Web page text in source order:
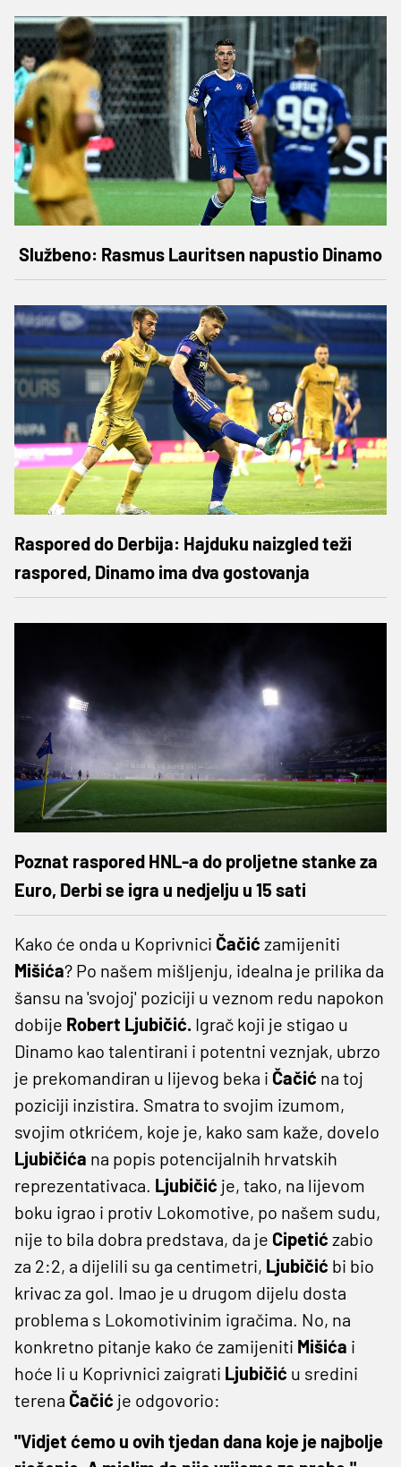
Službeno: Rasmus Lauritsen napustio Dinamo
Raspored do Derbija: Hajduku naizgled teži
raspored, Dinamo ima dva gostovanja
Poznat raspored HNL-a do proljetne stanke za
Euro, Derbi se igra u nedjelju u 15 sati
Kako će onda u Koprivnici Čačić zamijeniti
Mišića? Po našem mišljenju, idealna je prilika da
šansu na 'svojoj' poziciji u veznom redu napokon
dobije Robert Ljubičić. Igrač koji je stigao u
Dinamo kao talentirani i potentni veznjak, ubrzo
je prekomandiran u lijevog beka i Čačić na toj
poziciji inzistira. Smatra to svojim izumom,
svojim otkrićem, koje je, kako sam kaže, dovelo
Ljubičića na popis potencijalnih hrvatskih
reprezentativaca. Ljubičić je, tako, na lijevom
boku igrao i protiv Lokomotive, po našem sudu,
nije to bila dobra predstava, da je Cipetić zabio
za 2:2, a dijelili su ga centimetri, Ljubičić bi bio
krivac za gol. Imao je u drugom dijelu dosta
problema s Lokomotivinim igračima. No, na
konkretno pitanje kako će zamijeniti Mišića i
hoće li u Koprivnici zaigrati Ljubičić u sredini
terena Čačić je odgovorio:
"Vidjet ćemo u ovih tjedan dana koje je najbolje